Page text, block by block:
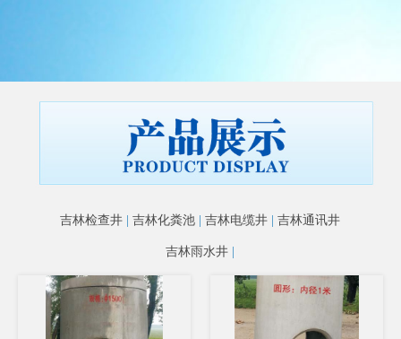
吉林检查井 |吉林化粪池 |吉林电缆井 |吉林通讯井
吉林雨水井